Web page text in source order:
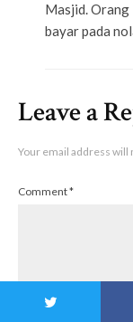
Masjid. Orang
bayar pada
Leave a
Your email address will
Comment*